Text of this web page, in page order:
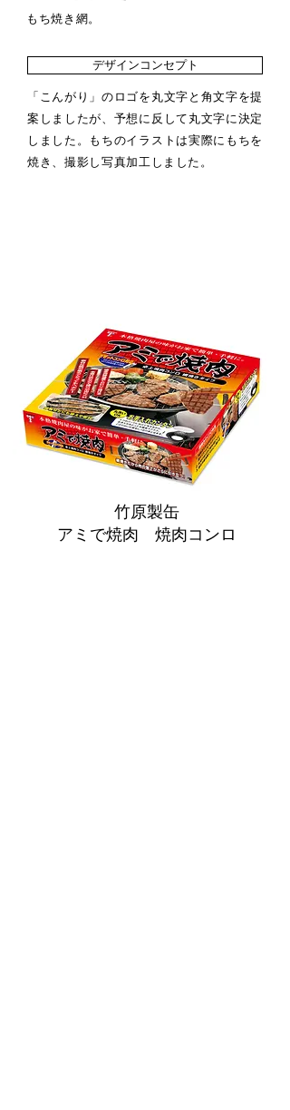
もち焼き網。
デザインコンセプト
「こんがり」のロゴを丸文字と角文字を提
案しましたが、予想に反して丸文字に決定
しました。もちのイラストは実際にもちを
焼き、撮影し写真加工しました。
竹原製缶
アミで焼肉 焼肉コンロ